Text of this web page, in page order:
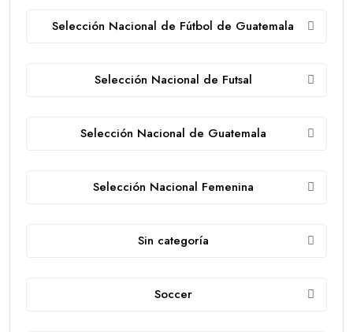
Selección Nacional de Fútbol de Guatemala
Selección Nacional de Futsal
Selección Nacional de Guatemala
Selección Nacional Femenina
Sin categoría
Soccer